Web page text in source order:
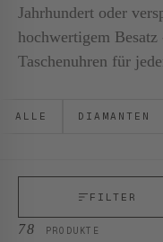
Jahrhundert oder
hochwertigem
Taschenuhren für
ALLE DIAMANTEN
78 PRODUKTE
FILTER